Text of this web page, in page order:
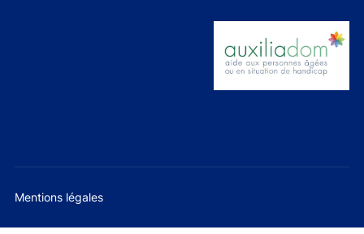
Mentions légales